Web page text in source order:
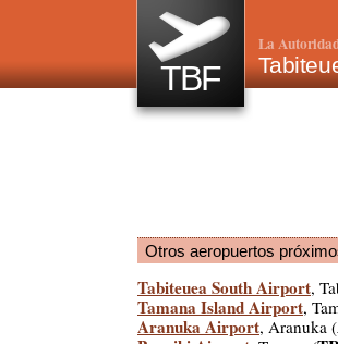
TBF
La
Otros aeropuertos
Tabiteuea South Airport,
Tamana Island Airport,
Aranuka Airport, Aranuka (